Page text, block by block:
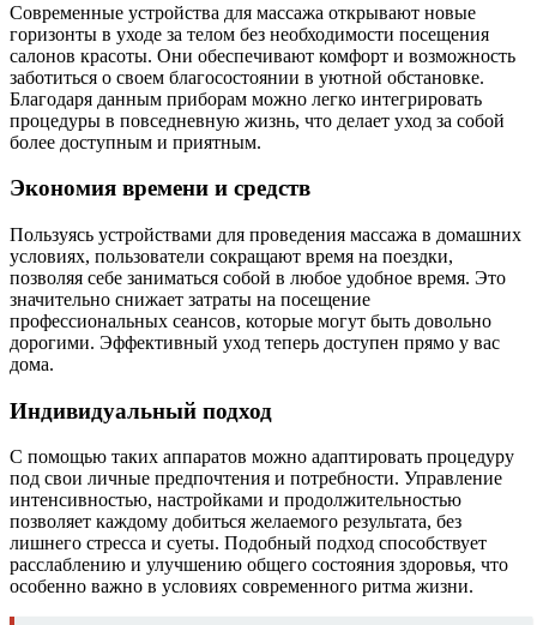
Современные устройства для массажа открывают новые
горизонты в уходе за телом без необходимости посещения
салонов красоты. Они обеспечивают комфорт и возможность
заботиться о своем благосостоянии в уютной обстановке.
Благодаря данным приборам можно легко интегрировать
процедуры в повседневную жизнь, что делает уход за собой
более доступным и приятным.
Экономия времени и средств
Пользуясь устройствами для проведения массажа в домашних
условиях, пользователи сокращают время на поездки,
позволяя себе заниматься собой в любое удобное время. Это
значительно снижает затраты на посещение
профессиональных сеансов, которые могут быть довольно
дорогими. Эффективный уход теперь доступен прямо у вас
дома.
Индивидуальный подход
С помощью таких аппаратов можно адаптировать процедуру
под свои личные предпочтения и потребности. Управление
интенсивностью, настройками и продолжительностью
позволяет каждому добиться желаемого результата, без
лишнего стресса и суеты. Подобный подход способствует
расслаблению и улучшению общего состояния здоровья, что
особенно важно в условиях современного ритма жизни.